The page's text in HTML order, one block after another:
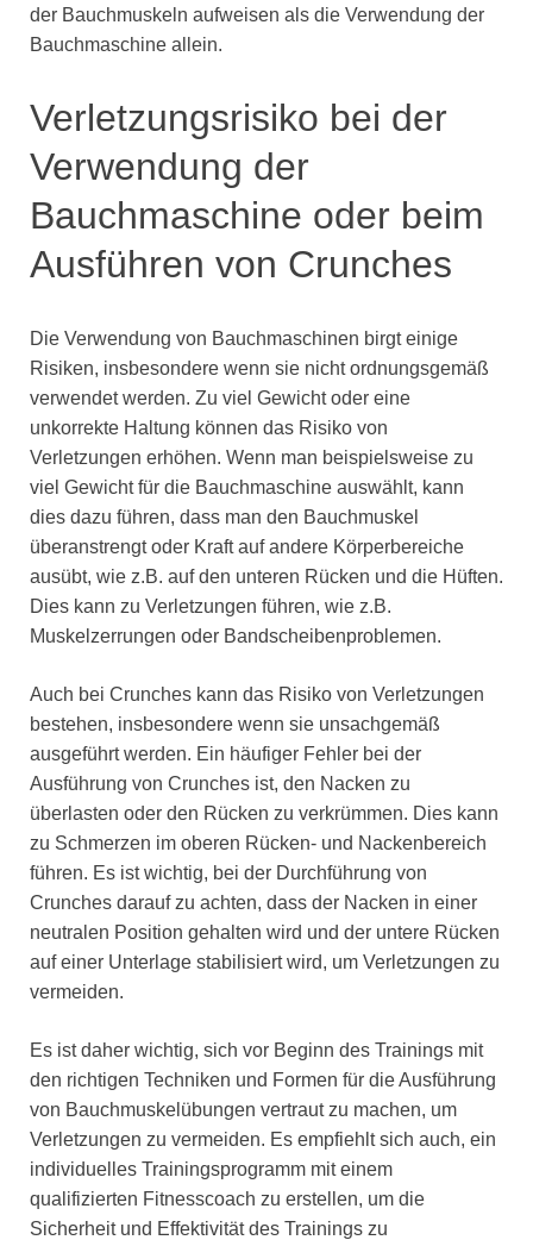
der Bauchmuskeln aufweisen als die Verwendung der
Bauchmaschine allein.
Verletzungsrisiko bei der
Verwendung der
Bauchmaschine oder beim
Ausführen von Crunches
Die Verwendung von Bauchmaschinen birgt einige
Risiken, insbesondere wenn sie nicht ordnungsgemäß
verwendet werden. Zu viel Gewicht oder eine
unkorrekte Haltung können das Risiko von
Verletzungen erhöhen. Wenn man beispielsweise zu
viel Gewicht für die Bauchmaschine auswählt, kann
dies dazu führen, dass man den Bauchmuskel
überanstrengt oder Kraft auf andere Körperbereiche
ausübt, wie z.B. auf den unteren Rücken und die Hüften.
Dies kann zu Verletzungen führen, wie z.B.
Muskelzerrungen oder Bandscheibenproblemen.
Auch bei Crunches kann das Risiko von Verletzungen
bestehen, insbesondere wenn sie unsachgemäß
ausgeführt werden. Ein häufiger Fehler bei der
Ausführung von Crunches ist, den Nacken zu
überlasten oder den Rücken zu verkrümmen. Dies kann
zu Schmerzen im oberen Rücken- und Nackenbereich
führen. Es ist wichtig, bei der Durchführung von
Crunches darauf zu achten, dass der Nacken in einer
neutralen Position gehalten wird und der untere Rücken
auf einer Unterlage stabilisiert wird, um Verletzungen zu
vermeiden.
Es ist daher wichtig, sich vor Beginn des Trainings mit
den richtigen Techniken und Formen für die Ausführung
von Bauchmuskelübungen vertraut zu machen, um
Verletzungen zu vermeiden. Es empfiehlt sich auch, ein
individuelles Trainingsprogramm mit einem
qualifizierten Fitnesscoach zu erstellen, um die
Sicherheit und Effektivität des Trainings zu